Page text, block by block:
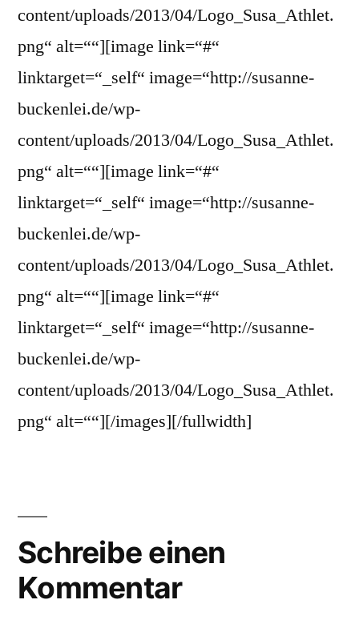
content/uploads/2013/04/Logo_Susa_Athlet.
png“ alt=““][image link=“#“
linktarget=“_self“ image=“http://susanne-
buckenlei.de/wp-
content/uploads/2013/04/Logo_Susa_Athlet.
png“ alt=““][image link=“#“
linktarget=“_self“ image=“http://susanne-
buckenlei.de/wp-
content/uploads/2013/04/Logo_Susa_Athlet.
png“ alt=““][image link=“#“
linktarget=“_self“ image=“http://susanne-
buckenlei.de/wp-
content/uploads/2013/04/Logo_Susa_Athlet.
png“ alt=““][/images][/fullwidth]
Schreibe einen
Kommentar